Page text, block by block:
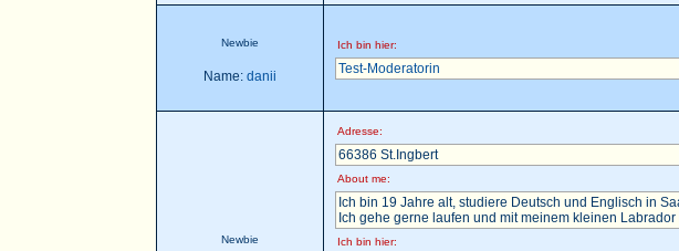
Newbie
Name: danii
Ich bin hier:
Test-Moderatorin
Newbie
Adresse:
66386 St.Ingbert
About me:
Ich bin 19 Jahre alt, studiere Deutsch und Englisch in
Ich gehe gerne laufen und mit meinem kleinen
Ich bin hier: